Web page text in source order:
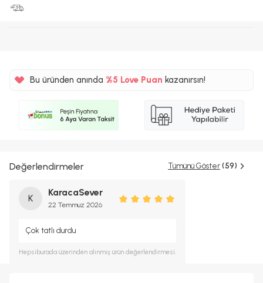
Bu üründen anında %5
%5
Love Puan kazanırsın!
Değerlendirmeler Tümünü Göster (59)
K
KaracaSever
22 Temmuz 2026
Çok tatlı durdu
Hepsiburada üzerinden alınmış ürün değerlendirmesi.